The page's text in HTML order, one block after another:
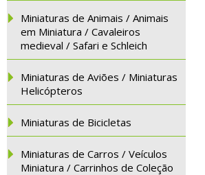
Miniaturas de Animais / Animais
em Miniatura / Cavaleiros
medieval / Safari e Schleich
Miniaturas de Aviões / Miniaturas
Helicópteros
Miniaturas de Bicicletas
Miniaturas de Carros / Veículos
Miniatura / Carrinhos de Coleção